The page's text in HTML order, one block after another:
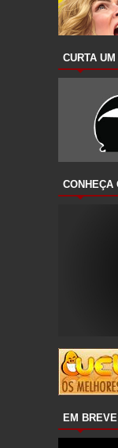
CURTA
CONHEÇA
EM